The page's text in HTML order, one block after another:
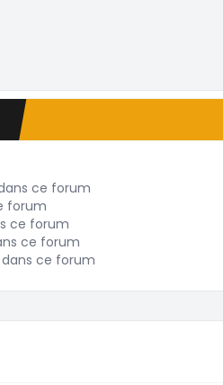
ce forum
forum
ce forum
ce forum
ce forum